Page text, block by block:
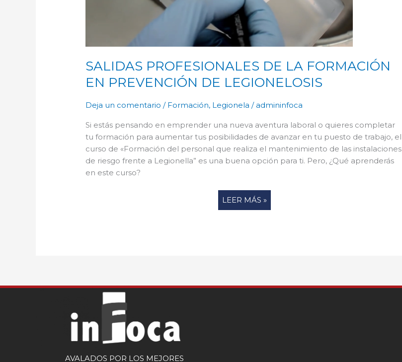
SALIDAS PROFESIONALES DE LA FORMACIÓN
EN PREVENCIÓN DE LEGIONELOSIS
Deja un comentario / Formación, Legionela /admininfoca
Si estás pensando en emprender una nueva aventura laboral o quieres completar
tu formación para aumentar tus posibilidades de avanzar en tu puesto de trabajo, el
curso de «Formación del personal que realiza el mantenimiento de las instalaciones
de riesgo frente a Legionella” es una buena opción para ti. Pero, ¿Qué aprenderás
en este curso?
LEER MÁS »
AVALADOS POR LOS MEJORES